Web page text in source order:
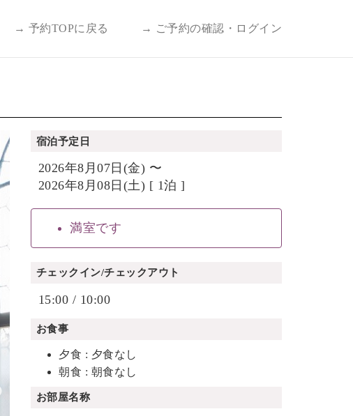
→ 予約TOPに戻る → ご予約の確認・ログイン
宿泊予定日
2026年8月07日(金) 〜
2026年8月08日(土) [ 1泊 ]
満室です
チェックイン/チェックアウト
15:00 / 10:00
お食事
夕食 : 夕食なし
朝食 : 朝食なし
お部屋名称